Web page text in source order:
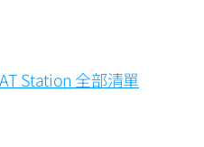
Station 全部清單